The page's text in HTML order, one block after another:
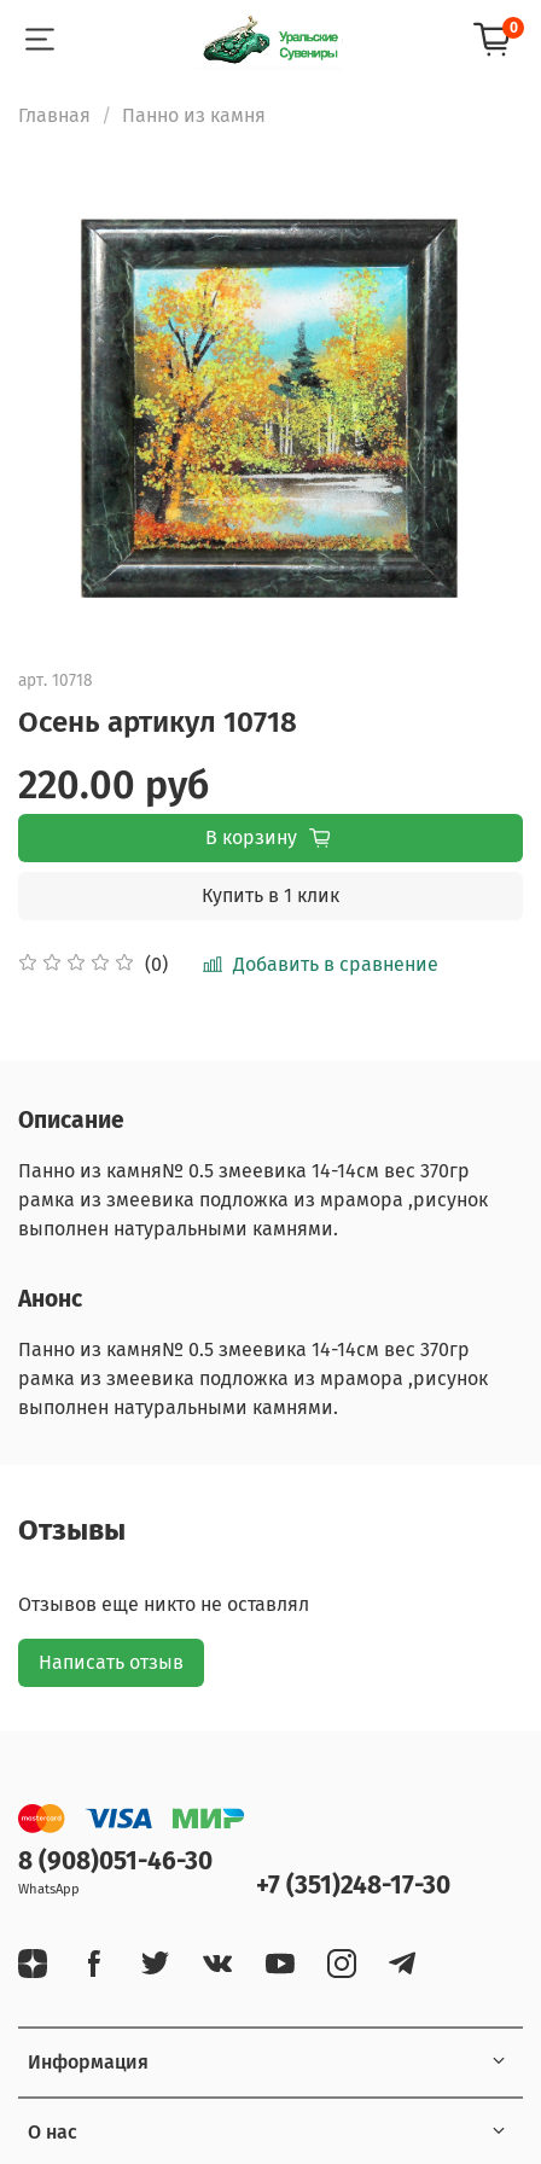
0
Главная Панно из камня
арт. 10718
Осень артикул 10718
(0) Добавить в сравнение
220.00 руб
В корзину
Купить в 1 клик
Описание
Панно из камня№ 0.5 змеевика 14-14см вес 370гр
рамка из змеевика подложка из мрамора ,рисунок
выполнен натуральными камнями.
Анонс
Панно из камня№ 0.5 змеевика 14-14см вес 370гр
рамка из змеевика подложка из мрамора ,рисунок
выполнен натуральными камнями.
Отзывы
Отзывов еще никто не оставлял
Написать отзыв
Информация
О нас
8 (908)051-46-30
WhatsApp +7 (351)248-17-30